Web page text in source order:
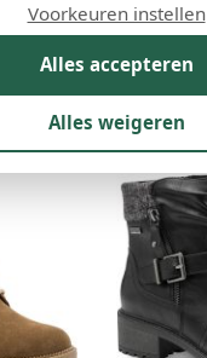
Kleur Prijs
Alles accepteren
Alles weigeren
Voorkeuren instellen